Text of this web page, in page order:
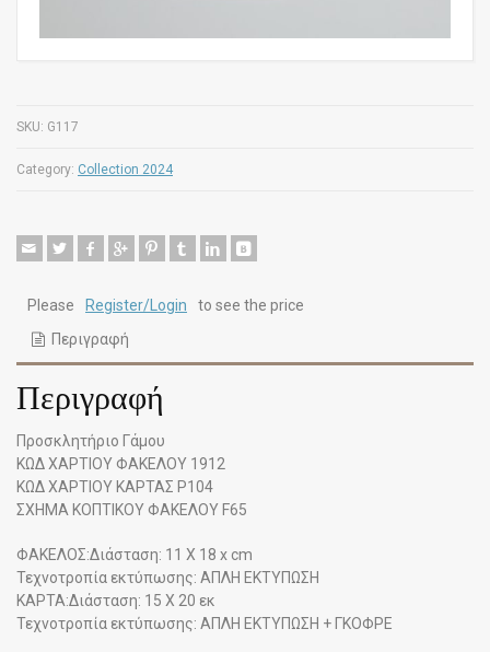
SKU: G117
Category: Collection 2024
Please Register/Login
to see the price
Περιγραφή
Περιγραφή
Προσκλητήριο Γάμου
ΚΩΔ ΧΑΡΤΙΟΥ ΦΑΚΕΛΟΥ 1912
ΚΩΔ ΧΑΡΤΙΟΥ ΚΑΡΤΑΣ P104
ΣΧΗΜΑ ΚΟΠΤΙΚΟΥ ΦΑΚΕΛΟΥ F65
ΦΑΚΕΛΟΣ:Διάσταση: 11 Χ 18 x cm
Τεχνοτροπία εκτύπωσης: ΑΠΛΗ ΕΚΤΥΠΩΣΗ
ΚΑΡΤΑ:Διάσταση: 15 Χ 20 εκ
Τεχνοτροπία εκτύπωσης: ΑΠΛΗ ΕΚΤΥΠΩΣΗ + ΓΚΟΦΡΕ